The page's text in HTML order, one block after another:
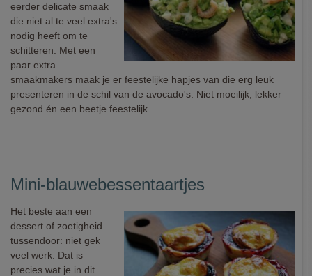
eerder delicate smaak
die niet al te veel extra's
nodig heeft om te
schitteren. Met een
paar extra
smaakmakers maak je er feestelijke hapjes van die erg leuk
presenteren in de schil van de avocado's. Niet moeilijk, lekker
gezond én een beetje feestelijk.
Mini-blauwebessentaartjes
Het beste aan een
dessert of zoetigheid
tussendoor: niet gek
veel werk. Dat is
precies wat je in dit